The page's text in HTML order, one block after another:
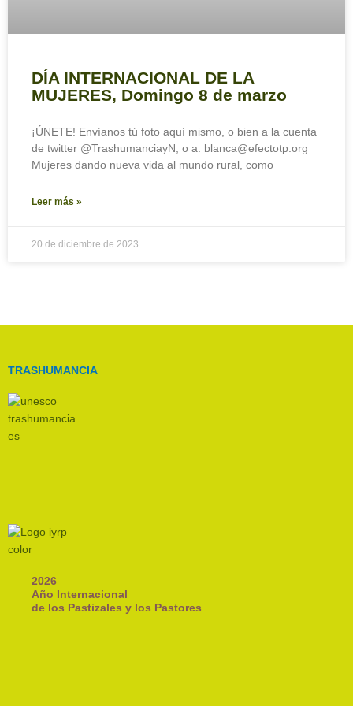
DÍA INTERNACIONAL DE LA
MUJERES, Domingo 8 de marzo
¡ÚNETE! Envíanos tú foto aquí mismo, o bien a la cuenta
de twitter @TrashumanciayN, o a: blanca@efectotp.org
Mujeres dando nueva vida al mundo rural, como
Leer más »
20 de diciembre de 2023
TRASHUMANCIA
2026
Año Internacional
de los Pastizales y los Pastores